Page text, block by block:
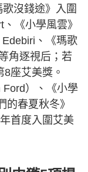
沒錢途》入圍
《小學風雲》
、《瑪歌
角逐視后；若
座艾美獎。
Ford）、《小學
的春夏秋冬》
首度入圍艾美